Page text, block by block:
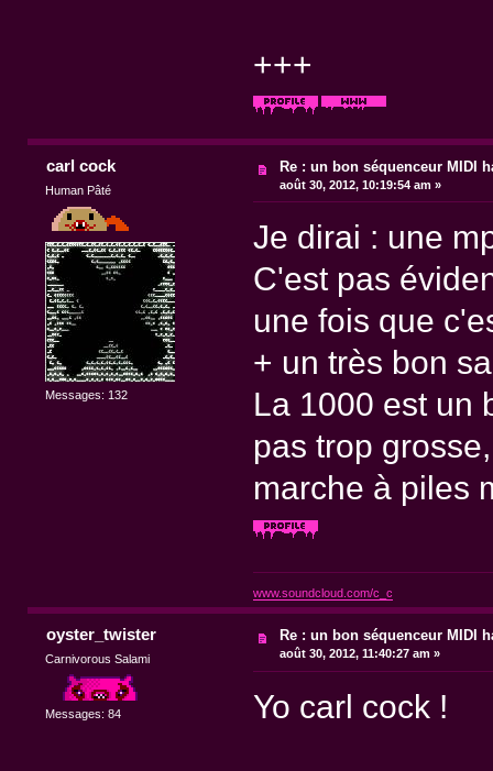
+++
carl cock
Human Pâté
Messages: 132
Re : un bon séquenceur MIDI
août 30, 2012, 10:19:54 am »
Je dirai : une
C'est pas
une fois que
+ un très bon
La 1000 est un
pas trop
marche à piles
www.soundcloud.com/c_c
oyster_twister
Carnivorous Salami
Messages: 84
Re : un bon séquenceur MIDI
août 30, 2012, 11:40:27 am »
Yo carl cock !